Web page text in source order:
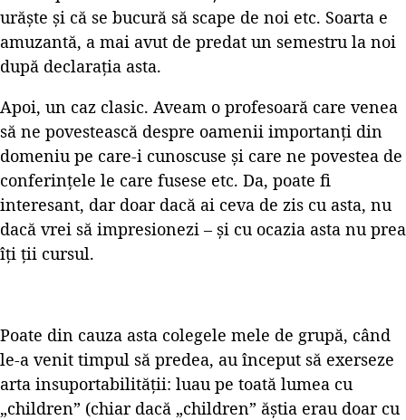
urăște și că se bucură să scape de noi etc. Soarta e
amuzantă, a mai avut de predat un semestru la noi
după declarația asta.
Apoi, un caz clasic. Aveam o profesoară care venea
să ne povestească despre oamenii importanți din
domeniu pe care-i cunoscuse și care ne povestea de
conferințele le care fusese etc. Da, poate fi
interesant, dar doar dacă ai ceva de zis cu asta, nu
dacă vrei să impresionezi – și cu ocazia asta nu prea
îți ții cursul.
Poate din cauza asta colegele mele de grupă, când
le-a venit timpul să predea, au început să exerseze
arta insuportabilității: luau pe toată lumea cu
„children” (chiar dacă „children” ăștia erau doar cu